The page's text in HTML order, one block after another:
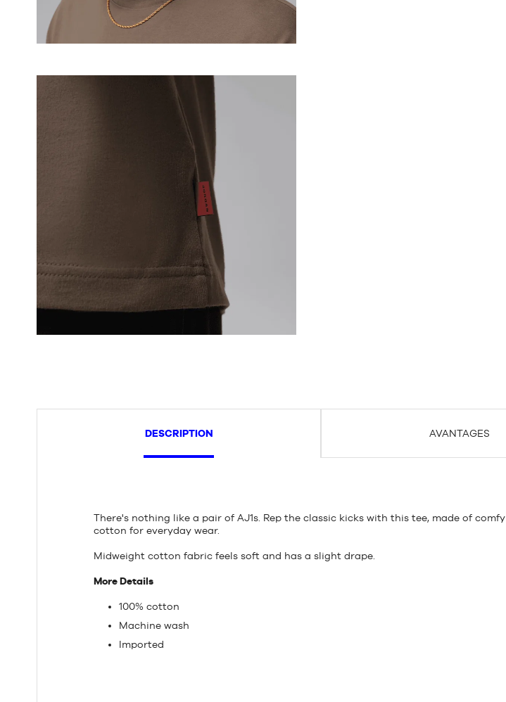
DESCRIPTION
There's nothing like a pair of AJ1s. Rep the classic kicks with this tee, made of comfy
cotton for everyday wear.
Midweight cotton fabric feels soft and has a slight drape.
More Details
100% cotton
Machine wash
Imported
AVANTAGES